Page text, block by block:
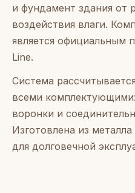
и фундамент здания от
воздействия влаги.
является официальным
Line.
Система
всеми
воронки и
Изготовлена из
для долговечной